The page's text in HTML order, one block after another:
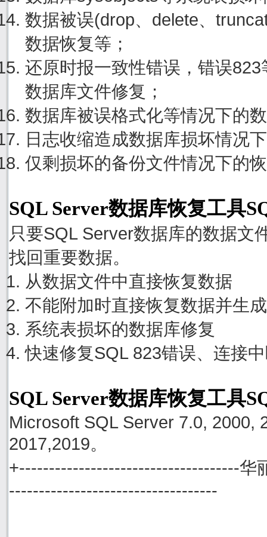
数据被误(drop、delete、
数据恢复等；
还原时报一致性错误，错误
数据库文件修复；
数据库被误格式化等情况下的
日志收缩造成数据库损坏情况
仅剩损坏的备份文件情况下的
SQL Server数据库恢复工具
只要SQL Server数据库的数据文
找回重要数据。
从数据文件中直接恢复数据
不能附加时直接恢复数据并生
系统表损坏的数据库修复
快速修复SQL 823错误、连接
SQL Server数据库恢复工具
Microsoft SQL Server 7.0, 2000,
2017,2019。
+-------------------------------------华
-----------------------------------